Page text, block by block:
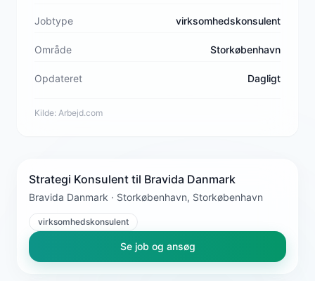
Jobtype virksomhedskonsulent
Område Storkøbenhavn
Opdateret Dagligt
Kilde: Arbejd.com
Strategi Konsulent til Bravida Danmark
Bravida Danmark · Storkøbenhavn, Storkøbenhavn
virksomhedskonsulent
Se job og ansøg